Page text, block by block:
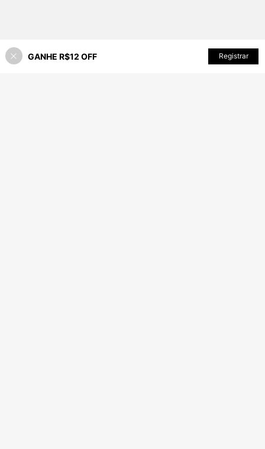
60% OFF! ADICIONAR AO CARRINHO
GANHE R$12 OFF Registrar